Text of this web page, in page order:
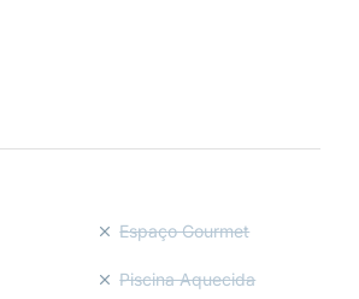
Espaço Gourmet
Piscina Aquecida